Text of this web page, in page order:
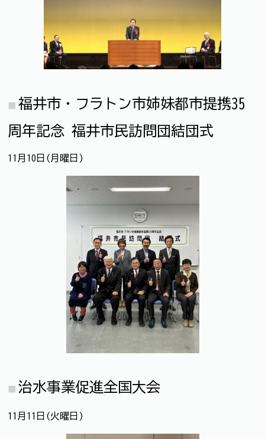
福井市・フラトン市姉妹都市提携35
周年記念 福井市民訪問団結団式
11月10日(月曜日)
治水事業促進全国大会
11月11日(火曜日)